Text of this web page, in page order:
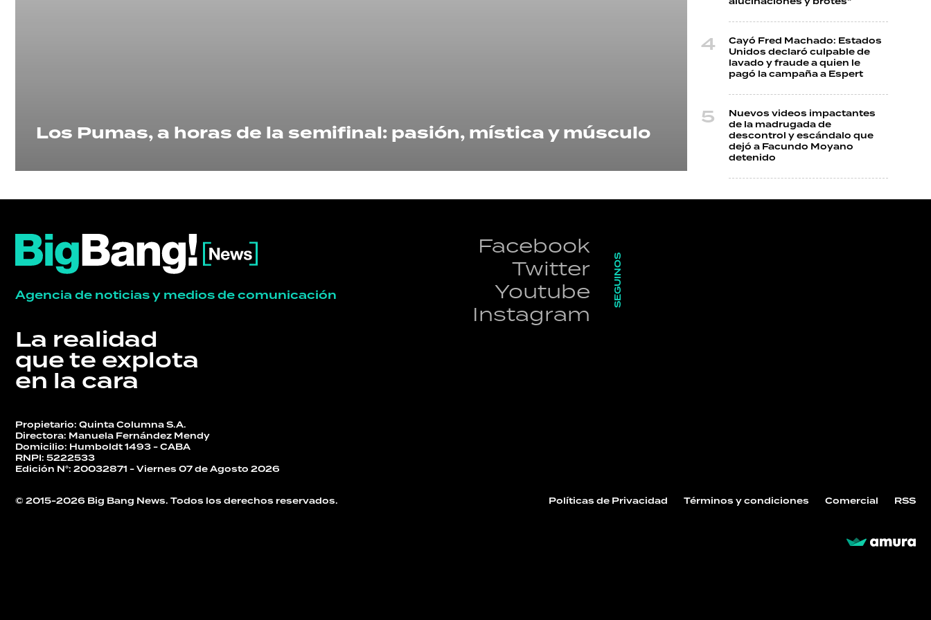
Los Pumas, a horas de la semifinal: pasión, mística y músculo
Cayó Fred Machado: Estados
Unidos declaró culpable de
lavado y fraude a quien le
pagó la campaña a Espert
Nuevos videos impactantes
de la madrugada de
descontrol y escándalo que
dejó a Facundo Moyano
detenido
Agencia de noticias y medios de comunicación
La realidad
que te explota
en la cara
Facebook
Twitter
Youtube
Instagram
SEGUINOS
Propietario: Quinta Columna S.A.
Directora: Manuela Fernández Mendy
Domicilio: Humboldt 1493 - CABA
RNPI: 5222533
Edición N°: 20032871 - Viernes 07 de Agosto 2026
© 2015-2026 Big Bang News. Todos los derechos reservados. Políticas de Privacidad Términos y condiciones Comercial RSS
ECONOMÍA
GRAN
HERMANO
SALUD
DEPORTES
TECNOLOGÍA